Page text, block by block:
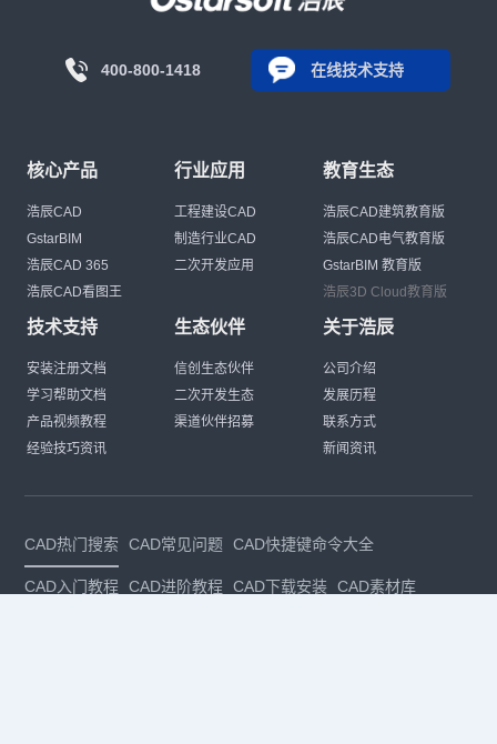
400-800-1418 在线技术支持
核心产品
浩辰CAD
GstarBIM
浩辰CAD 365
浩辰CAD看图王
行业应用
工程建设CAD
制造行业CAD
二次开发应用
教育生态
浩辰CAD建筑教育版
浩辰CAD电气教育版
GstarBIM 教育版
浩辰3D Cloud教育版
技术支持
安装注册文档
学习帮助文档
产品视频教程
经验技巧资讯
生态伙伴
信创生态伙伴
二次开发生态
渠道伙伴招募
关于浩辰
公司介绍
发展历程
联系方式
新闻资讯
CAD热门搜索 CAD常见问题 CAD快捷键命令大全
CAD入门教程 CAD进阶教程 CAD下载安装 CAD素材库